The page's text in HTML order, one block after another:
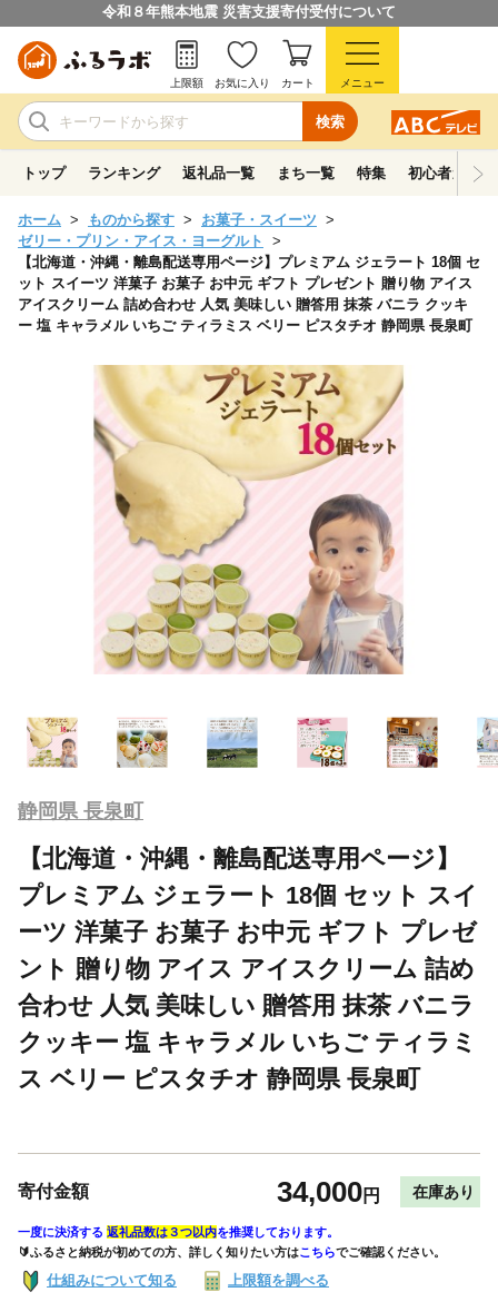
令和８年熊本地震 災害支援寄付受付について
検索
上限額 お気に入り カート メニュー
トップ ランキング 返礼品一覧 まち一覧 特集 初心者ガイド
ホーム ものから探す
お菓子・スイーツ
ゼリー・プリン・アイス・ヨーグルト
【北海道・沖縄・離島配送専用ページ】プレミアム ジェラート 18個 セ
ット スイーツ 洋菓子 お菓子 お中元 ギフト プレゼント 贈り物 アイス
アイスクリーム 詰め合わせ 人気 美味しい 贈答用 抹茶 バニラ クッキ
ー 塩 キャラメル いちご ティラミス ベリー ピスタチオ 静岡県 長泉町
静岡県 長泉町
【北海道・沖縄・離島配送専用ページ】
プレミアム ジェラート 18個 セット スイ
ーツ 洋菓子 お菓子 お中元 ギフト プレゼ
ント 贈り物 アイス アイスクリーム 詰め
合わせ 人気 美味しい 贈答用 抹茶 バニラ
クッキー 塩 キャラメル いちご ティラミ
ス ベリー ピスタチオ 静岡県 長泉町
寄付金額 34,000円 在庫あり
一度に決済する 返礼品数は３つ以内を推奨しております。
🔰ふるさと納税が初めての方、詳しく知りたい方はこちらでご確認ください。
仕組みについて知る 上限額を調べる